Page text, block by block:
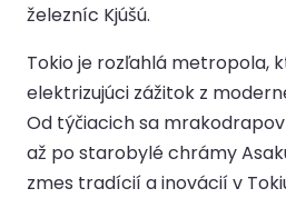
železníc Kjúšú.
Tokio je rozľahlá metropola,
elektrizujúci zážitok z
Od týčiacich sa mrakodrapov
až po starobylé chrámy
zmes tradícií a inovácií v